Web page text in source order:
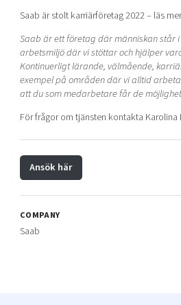
Saab är stolt karriärföretag 2022 – läs
Saab är ett företag där människan står
arbetsmiljö där vi stöttar och hjälper
Kontinuerligt lärande, välmående,
exempel på områden där vi alltid
att du som medarbetare får de
För frågor om tjänsten kontakta
Ansök här
COMPANY
Saab